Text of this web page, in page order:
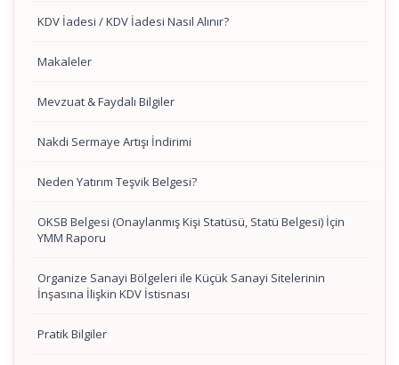
KDV İadesi / KDV İadesi Nasıl Alınır?
Makaleler
Mevzuat & Faydalı Bilgiler
Nakdi Sermaye Artışı İndirimi
Neden Yatırım Teşvik Belgesi?
OKSB Belgesi (Onaylanmış Kişi Statüsü, Statü Belgesi) İçin
YMM Raporu
Organize Sanayi Bölgeleri ile Küçük Sanayi Sitelerinin
İnşasına İlişkin KDV İstisnası
Pratik Bilgiler